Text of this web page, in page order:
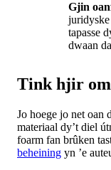
Gjin
tapasse
dwaan
Tink hjir
Jo hoege jo net oan
materiaal dy’t diel
foarm fan brûken
beheining yn ’e